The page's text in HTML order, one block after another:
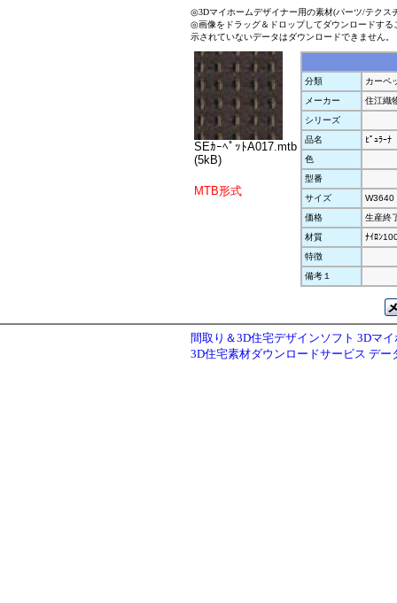
◎3Dマイホームデザイナー用の素材(パーツ/テクス
◎画像をドラッグ＆ドロップしてダウンロードす
示されていないデータはダウンロードできません。
SEｶｰﾍﾟｯﾄA017.mtb
(5kB)
MTB形式
分類
カーペ
メーカー
住江織
シリーズ
品名
ﾋﾟｭﾗｰﾅ
色
型番
サイズ
W3640
価格
生産終
材質
ﾅｲﾛﾝ
特徴
備考１
間取り＆3D住宅デザインソフト 3Dマ
3D住宅素材ダウンロードサービス デー